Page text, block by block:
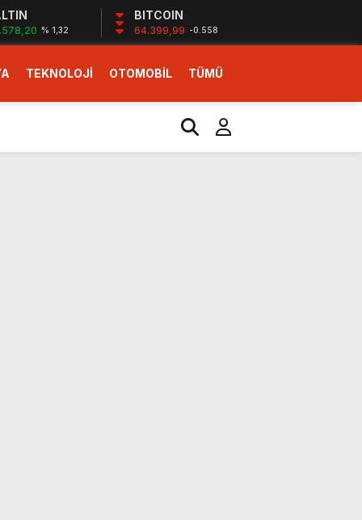
% 1,32
BITCOIN
64.399,99 -0.558
TEKNOLOJİ OTOMOBİL TÜMÜ